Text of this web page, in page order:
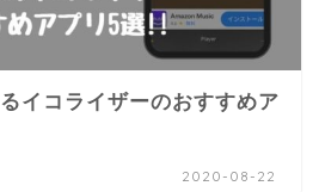
イコライザーのおすすめア
2020-08-22